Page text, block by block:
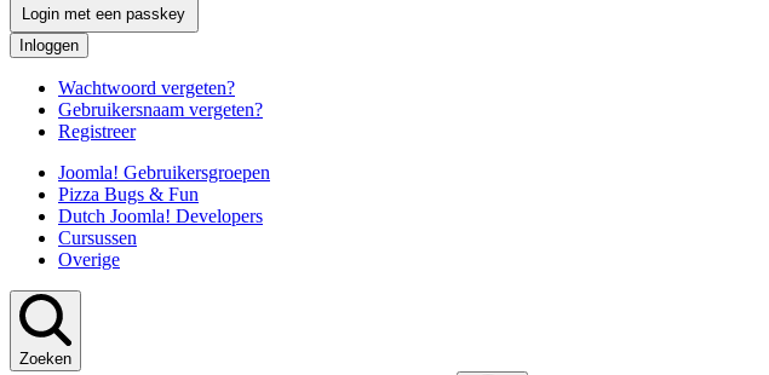
Login met een passkey
Inloggen
Wachtwoord vergeten?
Gebruikersnaam vergeten?
Registreer
Joomla! Gebruikersgroepen
Pizza Bugs & Fun
Dutch Joomla! Developers
Cursussen
Overige
Zoeken